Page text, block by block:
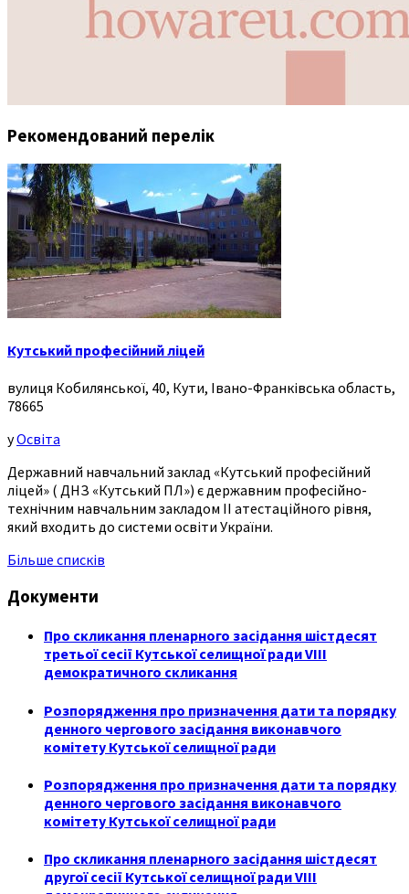
Рекомендований перелік
Кутський професійний ліцей
вулиця Кобилянської, 40, Кути, Івано-Франківська область,
78665
уОсвіта
Державний навчальний заклад «Кутський професійний
ліцей» ( ДНЗ «Кутський ПЛ») є державним професійно-
технічним навчальним закладом ІІ атестаційного рівня,
який входить до системи освіти України.
Більше списків
Документи
Про скликання пленарного засідання шістдесят
третьої сесії Кутської селищної ради VIII
демократичного скликання
Розпорядження про призначення дати та порядку
денного чергового засідання виконавчого
комітету Кутської селищної ради
Розпорядження про призначення дати та порядку
денного чергового засідання виконавчого
комітету Кутської селищної ради
Про скликання пленарного засідання шістдесят
другої сесії Кутської селищної ради VIII